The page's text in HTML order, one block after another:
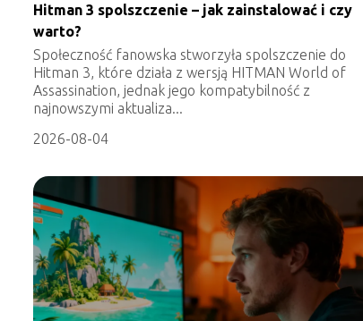
Hitman 3 spolszczenie – jak zainstalować i czy
warto?
Społeczność fanowska stworzyła spolszczenie do
Hitman 3, które działa z wersją HITMAN World of
Assassination, jednak jego kompatybilność z
najnowszymi aktualiza...
2026-08-04